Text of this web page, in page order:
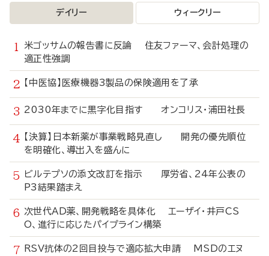
デイリー ウィークリー
米ゴッサムの報告書に反論 住友ファーマ、会計処理の
適正性強調
【中医協】医療機器3製品の保険適用を了承
2030年までに黒字化目指す オンコリス・浦田社長
【決算】日本新薬が事業戦略見直し 開発の優先順位
を明確化、導出入を盛んに
ビルテプソの添文改訂を指示 厚労省、24年公表の
P3結果踏まえ
次世代AD薬、開発戦略を具体化 エーザイ・井戸CS
O、進行に応じたパイプライン構築
RSV抗体の2回目投与で適応拡大申請 MSDのエヌ